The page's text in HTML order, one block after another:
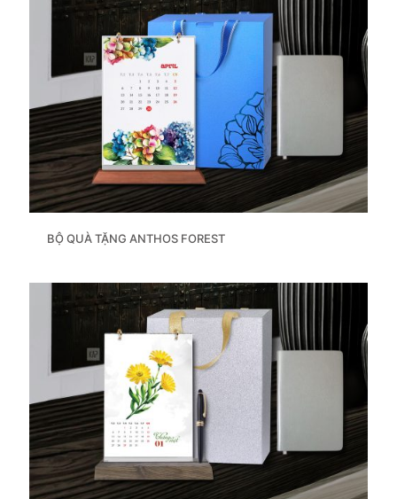
BỘ QUÀ TẶNG ANTHOS FOREST